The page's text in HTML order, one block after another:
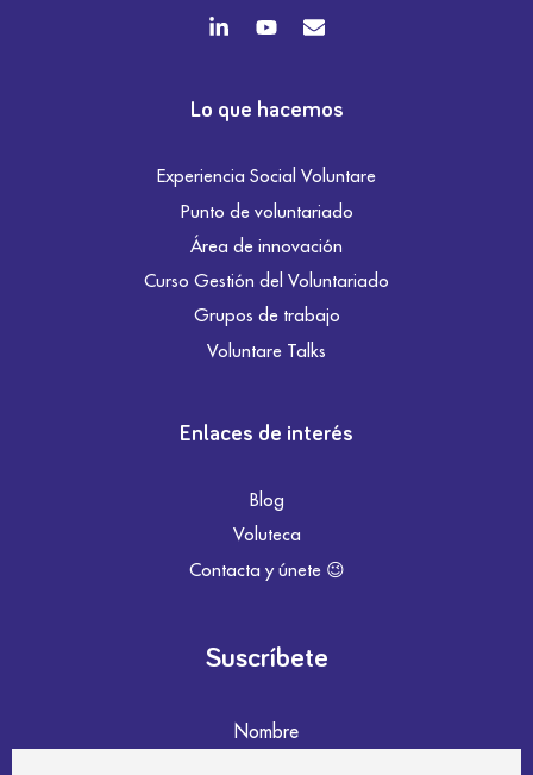
Lo que hacemos
Experiencia Social Voluntare
Punto de voluntariado
Área de innovación
Curso Gestión del Voluntariado
Grupos de trabajo
Voluntare Talks
Enlaces de interés
Blog
Voluteca
Contacta y únete 😉
Suscríbete
Nombre